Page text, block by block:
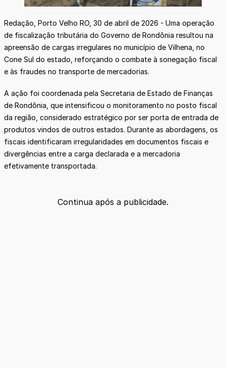
Redação, Porto Velho RO, 30 de abril de 2026 - Uma operação
de fiscalização tributária do Governo de Rondônia resultou na
apreensão de cargas irregulares no município de Vilhena, no
Cone Sul do estado, reforçando o combate à sonegação fiscal
e às fraudes no transporte de mercadorias.
A ação foi coordenada pela Secretaria de Estado de Finanças
de Rondônia, que intensificou o monitoramento no posto fiscal
da região, considerado estratégico por ser porta de entrada de
produtos vindos de outros estados. Durante as abordagens, os
fiscais identificaram irregularidades em documentos fiscais e
divergências entre a carga declarada e a mercadoria
efetivamente transportada.
Continua após a publicidade.